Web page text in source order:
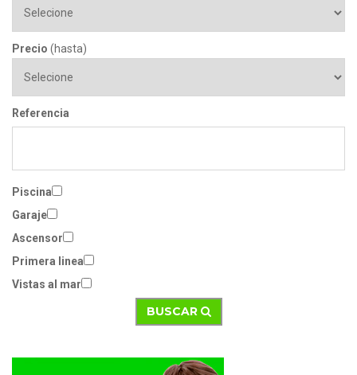
Precio (hasta)
Referencia
Piscina
Garaje
Ascensor
Primera linea
Vistas al mar
BUSCAR